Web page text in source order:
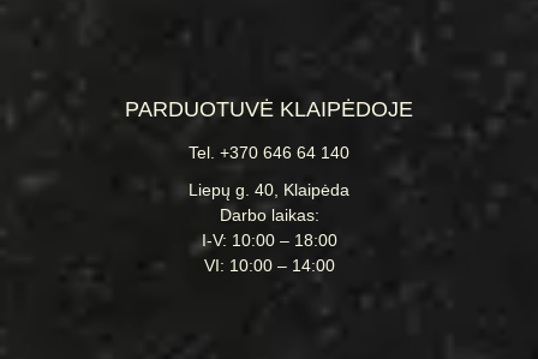
PARDUOTUVĖ KLAIPĖDOJE
Tel. +370 646 64 140
Liepų g. 40, Klaipėda
Darbo laikas:
I-V: 10:00 – 18:00
VI: 10:00 – 14:00